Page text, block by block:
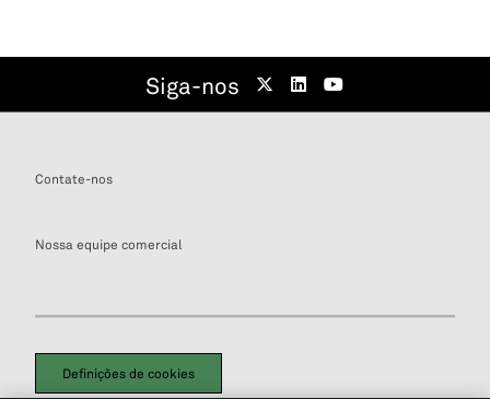
Siga-nos
Contate-nos
Nossa equipe comercial
Definições de cookies